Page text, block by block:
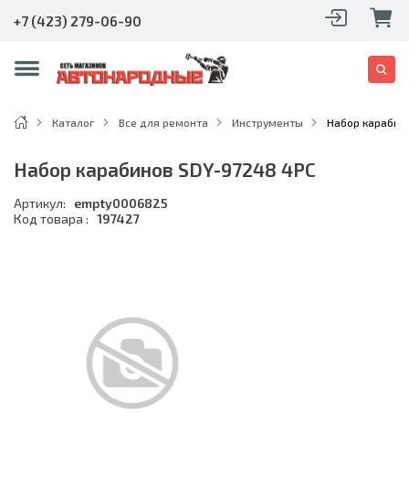
+7 (423) 279-06-90
Каталог Все для ремонта Инструменты Набор
Набор карабинов SDY-97248 4PC
Артикул:
empty0006825
Код товара : 197427